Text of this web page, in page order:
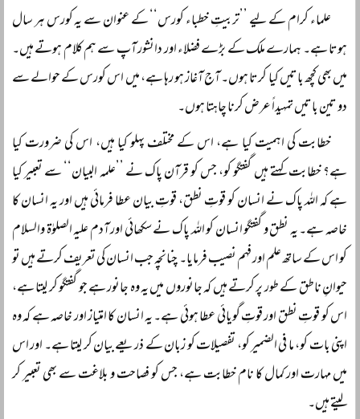
علماء کرام کے لیے ’’تربیتِ خطباء کورس‘‘ کے عنوان سے یہ کورس ہر سال
ہوتا ہے۔ ہمارے ملک کے بڑے فضلاء اور دانشور آپ سے ہم کلام ہوتے ہیں۔
میں بھی کچھ باتیں کیا کرتا ہوں۔ آج آغاز ہو رہا ہے، میں اس کورس کے حوالے سے
دو تین باتیں تمہیداً عرض کرنا چاہتا ہوں۔
خطابت کی اہمیت کیا ہے، اس کے مختلف پہلو کیا ہیں، اس کی ضرورت کیا
ہے؟ خطابت کہتے ہیں گفتگو کو، جس کو قرآن پاک نے ’’علمہ البیان‘‘ سے تعبیر کیا
ہے کہ اللہ پاک نے انسان کو قوتِ نطق، قوتِ بیان عطا فرمائی ہیں اور یہ انسان کا
خاصہ ہے۔ یہ نطق و گفتگو انسان کو اللہ پاک نے سکھائی اور آدم علیہ الصلوٰۃ والسلام
کو اس کے ساتھ علم اور فہم نصیب فرمایا۔ چنانچہ جب انسان کی تعریف کرتے ہیں تو
حیوانِ ناطق کے طور پر کرتے ہیں کہ جانوروں میں یہ وہ جانور ہے جو گفتگو کر لیتا ہے،
اس کو قوتِ نطق اور قوتِ گویائی عطا ہوئی ہے۔ یہ انسان کا امتیاز اور خاصہ ہے کہ وہ
اپنی بات کو، ما فی الضمیر کو، تفصیلات کو زبان کے ذریعے بیان کر لیتا ہے۔ اور اس
میں مہارت اور کمال کا نام خطابت ہے، جس کو فصاحت و بلاغت سے بھی تعبیر کر
لیتے ہیں۔